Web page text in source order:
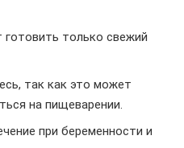
только свежий
так как это может
на пищеварении.
при беременности и